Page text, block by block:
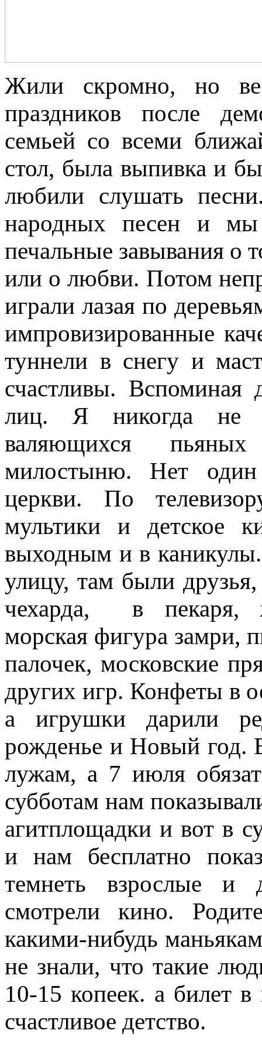
Жили скромно, но
праздников после
семьей со всеми
стол, была выпивка и
любили слушать
народных песен и
печальные завывания о
или о любви. Потом
играли лазая по
импровизированные
туннели в снегу и
счастливы.
лиц. Я никогда не
валяющихся
милостыню. Нет
церкви. По
мультики и детское
выходным и в
улицу, там были
чехарда, в пекаря,
морская фигура замри,
палочек, московские
других игр. Конфеты в
а игрушки дарили
рожденье и Новый год.
лужам, а 7 июля
субботам нам
агитплощадки и вот в
и нам бесплатно
темнеть взрослые и
смотрели кино.
какими-нибудь
не знали, что такие
10-15 копеек. а билет
счастливое детство.